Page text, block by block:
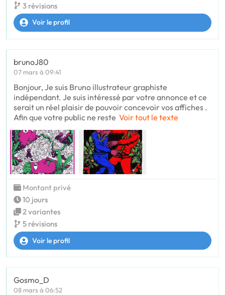
3 révisions
Voir le profil
brunoJ80
07 mars à 09:41
Bonjour, Je suis Bruno illustrateur graphiste
indépendant. Je suis intéressé par votre annonce et ce
serait un réel plaisir de pouvoir concevoir vos affiches .
Afin que votre public ne reste Voir tout le texte
Montant privé
10 jours
2 variantes
5 révisions
Voir le profil
Gosmo_D
08 mars à 06:52